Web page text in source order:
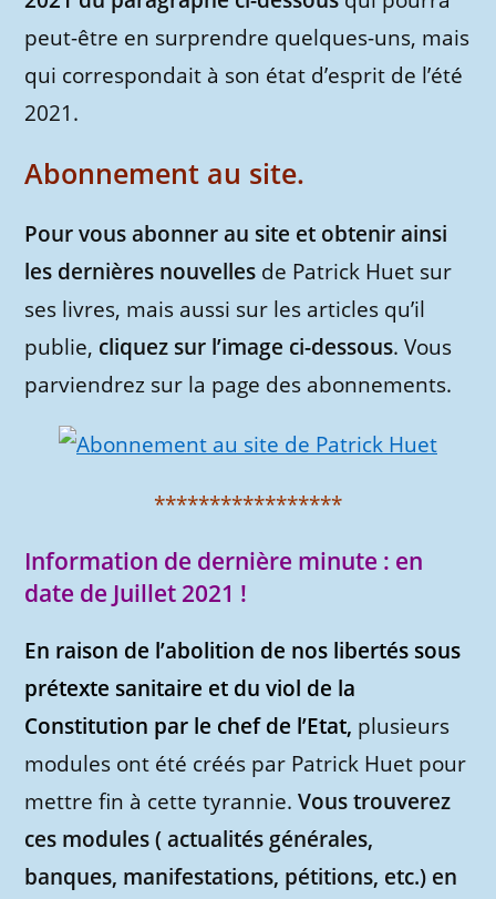
peut-être en surprendre quelques-uns, mais
qui correspondait à son état d’esprit de l’été
2021.
Abonnement au site.
Pour vous abonner au site et obtenir ainsi
les dernières nouvelles de Patrick Huet sur
ses livres, mais aussi sur les articles qu’il
publie, cliquez sur l’image ci-dessous. Vous
parviendrez sur la page des abonnements.
*****************
Information de dernière minute : en
date de Juillet 2021 !
En raison de l’abolition de nos libertés sous
prétexte sanitaire et du viol de la
Constitution par le chef de l’Etat, plusieurs
modules ont été créés par Patrick Huet pour
mettre fin à cette tyrannie.Vous trouverez
ces modules ( actualités générales,
banques, manifestations, pétitions, etc.) en